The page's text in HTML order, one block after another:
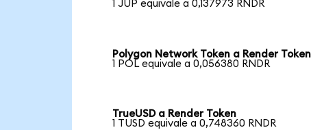
1 JUP equivale a 0,137973 RNDR
Polygon Network Token a Render Token
1 POL equivale a 0,056380 RNDR
TrueUSD a Render Token
1 TUSD equivale a 0,748360 RNDR